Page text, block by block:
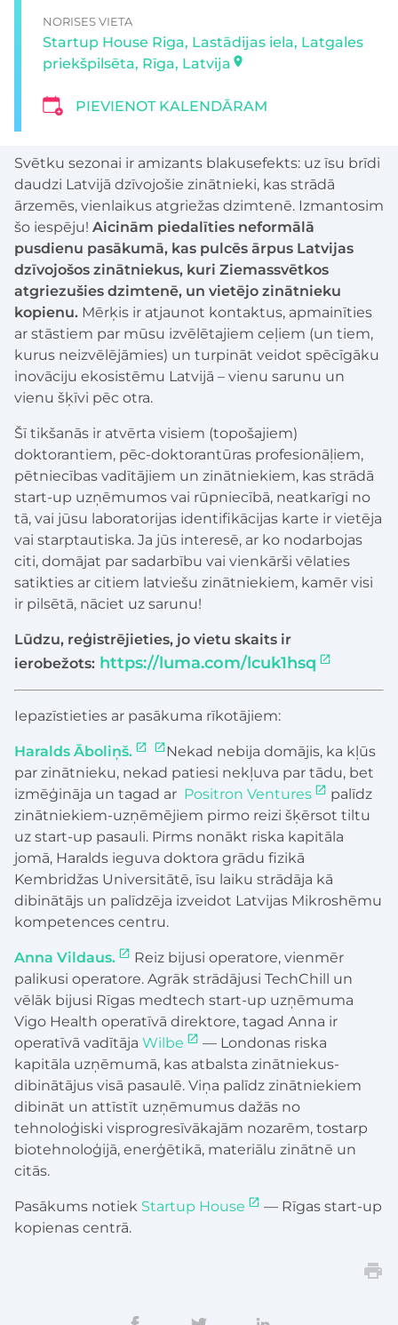
Svētku sezonai ir amizants blakusefekts: uz īsu brīdi
daudzi Latvijā dzīvojošie zinātnieki, kas strādā
ārzemēs, vienlaikus atgriežas dzimtenē. Izmantosim
šo iespēju! Aicinām piedalīties neformālā
pusdienu pasākumā, kas pulcēs ārpus Latvijas
dzīvojošos zinātniekus, kuri Ziemassvētkos
atgriezušies dzimtenē, un vietējo zinātnieku
kopienu. Mērķis ir atjaunot kontaktus, apmainīties
ar stāstiem par mūsu izvēlētajiem ceļiem (un tiem,
kurus neizvēlējāmies) un turpināt veidot spēcīgāku
inovāciju ekosistēmu Latvijā – vienu sarunu un
vienu šķīvi pēc otra.
Šī tikšanās ir atvērta visiem (topošajiem)
doktorantiem, pēc-doktorantūras profesionāļiem,
pētniecības vadītājiem un zinātniekiem, kas strādā
start-up uzņēmumos vai rūpniecībā, neatkarīgi no
tā, vai jūsu laboratorijas identifikācijas karte ir vietēja
vai starptautiska. Ja jūs interesē, ar ko nodarbojas
citi, domājat par sadarbību vai vienkārši vēlaties
satikties ar citiem latviešu zinātniekiem, kamēr visi
ir pilsētā, nāciet uz sarunu!
Lūdzu, reģistrējieties, jo vietu skaits ir
ierobežots: https://luma.com/lcuk1hsq
Iepazīstieties ar pasākuma rīkotājiem:
Haralds Āboliņš.
Nekad nebija domājis, ka kļūs
par zinātnieku, nekad patiesi nekļuva par tādu, bet
izmēģināja un tagad ar Positron Ventures
palīdz
zinātniekiem-uzņēmējiem pirmo reizi šķērsot tiltu
uz start-up pasauli. Pirms nonākt riska kapitāla
jomā, Haralds ieguva doktora grādu fizikā
Kembridžas Universitātē, īsu laiku strādāja kā
dibinātājs un palīdzēja izveidot Latvijas Mikroshēmu
kompetences centru.
Anna Vildaus.
Reiz bijusi operatore, vienmēr
palikusi operatore. Agrāk strādājusi TechChill un
vēlāk bijusi Rīgas medtech start-up uzņēmuma
Vigo Health operatīvā direktore, tagad Anna ir
operatīvā vadītāja Wilbe
— Londonas riska
kapitāla uzņēmumā, kas atbalsta zinātniekus-
dibinātājus visā pasaulē. Viņa palīdz zinātniekiem
dibināt un attīstīt uzņēmumus dažās no
tehnoloģiski visprogresīvākajām nozarēm, tostarp
biotehnoloģijā, enerģētikā, materiālu zinātnē un
citās.
Pasākums notiek Startup House
— Rīgas start-up
kopienas centrā.
NORISES VIETA
Startup House Riga, Lastādijas iela, Latgales
priekšpilsēta, Rīga, Latvija
PIEVIENOT KALENDĀRAM